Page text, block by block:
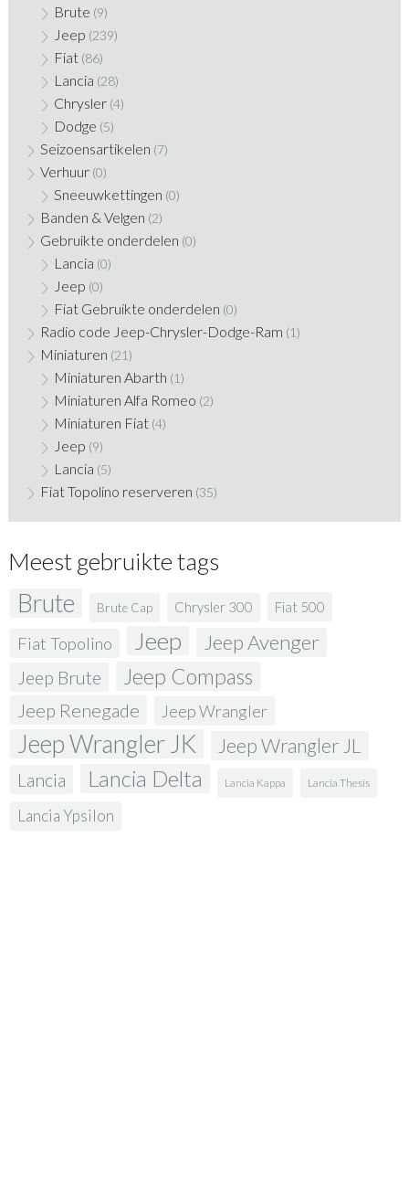
Brute (9)
Jeep (239)
Fiat (86)
Lancia (28)
Chrysler (4)
Dodge (5)
Seizoensartikelen (7)
Verhuur (0)
Sneeuwkettingen (0)
Banden & Velgen (2)
Gebruikte onderdelen (0)
Lancia (0)
Jeep (0)
Fiat Gebruikte onderdelen (0)
Radio code Jeep-Chrysler-Dodge-Ram (1)
Miniaturen (21)
Miniaturen Abarth (1)
Miniaturen Alfa Romeo (2)
Miniaturen Fiat (4)
Jeep (9)
Lancia (5)
Fiat Topolino reserveren (35)
Meest gebruikte tags
Brute Brute Cap Chrysler 300 Fiat 500
Fiat Topolino Jeep Jeep Avenger
Jeep Brute Jeep Compass
Jeep Renegade Jeep Wrangler
Jeep Wrangler JK Jeep Wrangler JL
Lancia Lancia Delta Lancia Kappa Lancia Thesis
Lancia Ypsilon